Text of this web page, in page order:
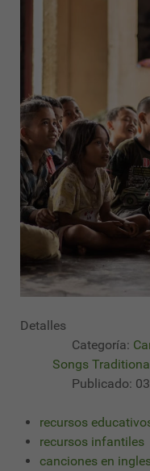
Detalles
Categoría:
Songs
Publicado:
recursos
recursos infantiles
canciones en